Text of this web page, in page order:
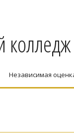
Независимая